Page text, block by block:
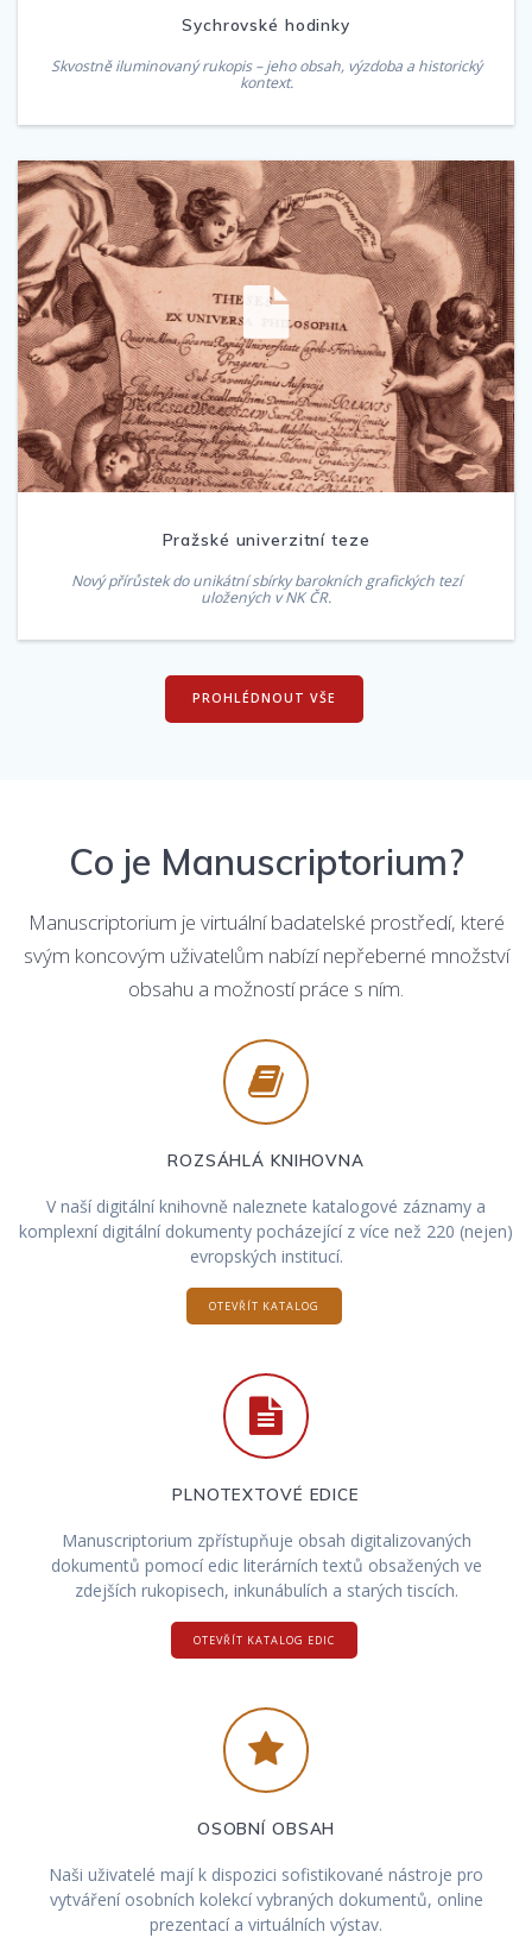
Sychrovské hodinky
Skvostně iluminovaný rukopis – jeho obsah, výzdoba a historický
kontext.
Pražské univerzitní teze
Nový přírůstek do unikátní sbírky barokních grafických tezí
uložených v NK ČR.
PROHLÉDNOUT VŠE
Co je Manuscriptorium?
Manuscriptorium je virtuální badatelské prostředí, které
svým koncovým uživatelům nabízí nepřeberné množství
obsahu a možností práce s ním.
ROZSÁHLÁ KNIHOVNA
V naší digitální knihovně naleznete katalogové záznamy a
komplexní digitální dokumenty pocházející z více než 220 (nejen)
evropských institucí.
OTEVŘÍT KATALOG
PLNOTEXTOVÉ EDICE
Manuscriptorium zpřístupňuje obsah digitalizovaných
dokumentů pomocí edic literárních textů obsažených ve
zdejších rukopisech, inkunábulích a starých tiscích.
OTEVŘÍT KATALOG EDIC
OSOBNÍ OBSAH
Naši uživatelé mají k dispozici sofistikované nástroje pro
vytváření osobních kolekcí vybraných dokumentů, online
prezentací a virtuálních výstav.